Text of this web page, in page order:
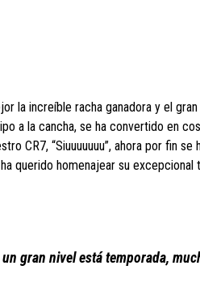
la increíble racha ganadora y el
a la cancha, se ha convertido en
CR7, “Siuuuuuuu”, ahora por fin
querido homenajear su
gran nivel está temporada,